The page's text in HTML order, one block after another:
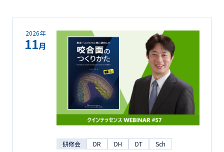
2026年
11月
研修会 DR DH DT Sch